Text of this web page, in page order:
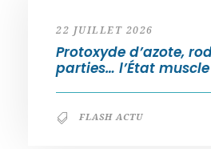
22 JUILLET 2026
Protoxyde d’azote,
parties… l’État
FLASH ACTU